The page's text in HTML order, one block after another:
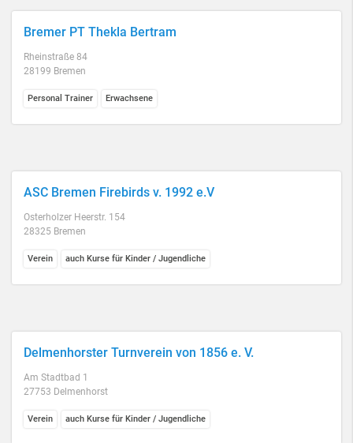
Bremer PT Thekla Bertram
Rheinstraße 84
28199 Bremen
Personal Trainer Erwachsene
ASC Bremen Firebirds v. 1992 e.V
Osterholzer Heerstr. 154
28325 Bremen
Verein auch Kurse für Kinder / Jugendliche
Delmenhorster Turnverein von 1856 e. V.
Am Stadtbad 1
27753 Delmenhorst
Verein auch Kurse für Kinder / Jugendliche